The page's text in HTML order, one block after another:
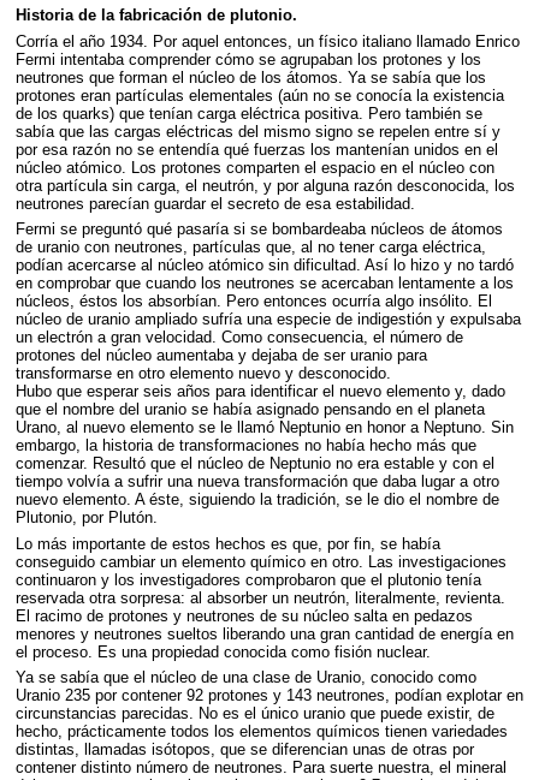
Historia de la fabricación de plutonio.
Corría el año 1934. Por aquel entonces, un físico italiano llamado Enrico
Fermi intentaba comprender cómo se agrupaban los protones y los
neutrones que forman el núcleo de los átomos. Ya se sabía que los
protones eran partículas elementales (aún no se conocía la existencia
de los quarks) que tenían carga eléctrica positiva. Pero también se
sabía que las cargas eléctricas del mismo signo se repelen entre sí y
por esa razón no se entendía qué fuerzas los mantenían unidos en el
núcleo atómico. Los protones comparten el espacio en el núcleo con
otra partícula sin carga, el neutrón, y por alguna razón desconocida, los
neutrones parecían guardar el secreto de esa estabilidad.
Fermi se preguntó qué pasaría si se bombardeaba núcleos de átomos
de uranio con neutrones, partículas que, al no tener carga eléctrica,
podían acercarse al núcleo atómico sin dificultad. Así lo hizo y no tardó
en comprobar que cuando los neutrones se acercaban lentamente a los
núcleos, éstos los absorbían. Pero entonces ocurría algo insólito. El
núcleo de uranio ampliado sufría una especie de indigestión y expulsaba
un electrón a gran velocidad. Como consecuencia, el número de
protones del núcleo aumentaba y dejaba de ser uranio para
transformarse en otro elemento nuevo y desconocido.
Hubo que esperar seis años para identificar el nuevo elemento y, dado
que el nombre del uranio se había asignado pensando en el planeta
Urano, al nuevo elemento se le llamó Neptunio en honor a Neptuno. Sin
embargo, la historia de transformaciones no había hecho más que
comenzar. Resultó que el núcleo de Neptunio no era estable y con el
tiempo volvía a sufrir una nueva transformación que daba lugar a otro
nuevo elemento. A éste, siguiendo la tradición, se le dio el nombre de
Plutonio, por Plutón.
Lo más importante de estos hechos es que, por fin, se había
conseguido cambiar un elemento químico en otro. Las investigaciones
continuaron y los investigadores comprobaron que el plutonio tenía
reservada otra sorpresa: al absorber un neutrón, literalmente, revienta.
El racimo de protones y neutrones de su núcleo salta en pedazos
menores y neutrones sueltos liberando una gran cantidad de energía en
el proceso. Es una propiedad conocida como fisión nuclear.
Ya se sabía que el núcleo de una clase de Uranio, conocido como
Uranio 235 por contener 92 protones y 143 neutrones, podían explotar en
circunstancias parecidas. No es el único uranio que puede existir, de
hecho, prácticamente todos los elementos químicos tienen variedades
distintas, llamadas isótopos, que se diferencian unas de otras por
contener distinto número de neutrones. Para suerte nuestra, el mineral